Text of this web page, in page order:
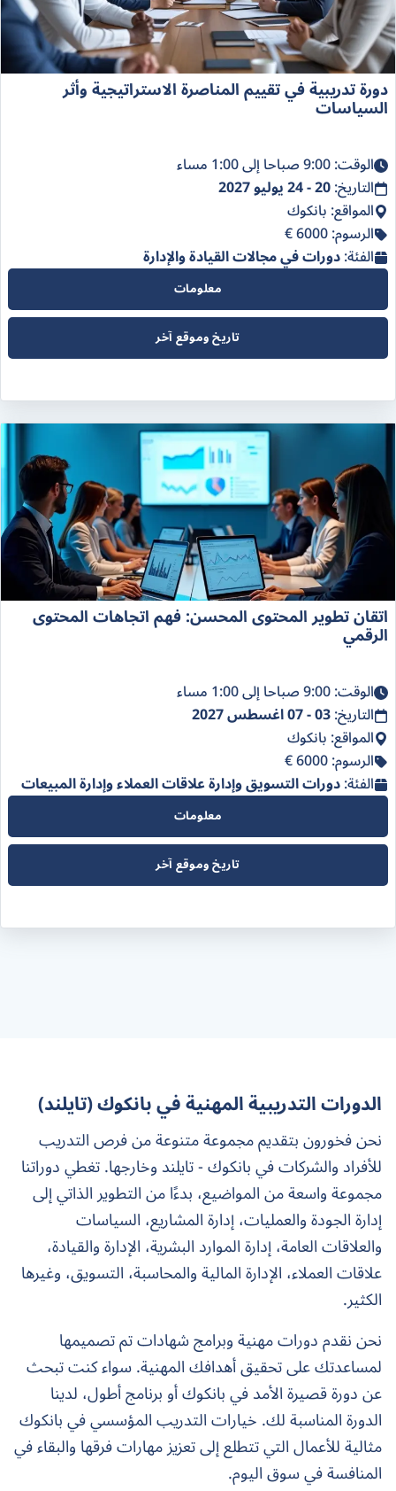
دورة تدريبية في تقييم المناصرة الاستراتيجية وأثر
السياسات
الوقت: 9:00 صباحا إلى 1:00 مساء
التاريخ:20 - 24 يوليو 2027
المواقع: بانكوك
الرسوم: 6000 €
الفئة:دورات في مجالات القيادة والإدارة
معلومات
تاريخ وموقع آخر
اتقان تطوير المحتوى المحسن: فهم اتجاهات المحتوى
الرقمي
الوقت: 9:00 صباحا إلى 1:00 مساء
التاريخ:03 - 07 اغسطس 2027
المواقع: بانكوك
الرسوم: 6000 €
الفئة:دورات التسويق وإدارة علاقات العملاء وإدارة المبيعات
معلومات
تاريخ وموقع آخر
الدورات التدريبية المهنية في بانكوك (تايلند)
نحن فخورون بتقديم مجموعة متنوعة من فرص التدريب
للأفراد والشركات في بانكوك - تايلند وخارجها. تغطي دوراتنا
مجموعة واسعة من المواضيع، بدءًا من التطوير الذاتي إلى
إدارة الجودة والعمليات، إدارة المشاريع، السياسات
والعلاقات العامة، إدارة الموارد البشرية، الإدارة والقيادة،
علاقات العملاء، الإدارة المالية والمحاسبة، التسويق، وغيرها
الكثير.
نحن نقدم دورات مهنية وبرامج شهادات تم تصميمها
لمساعدتك على تحقيق أهدافك المهنية. سواء كنت تبحث
عن دورة قصيرة الأمد في بانكوك أو برنامج أطول، لدينا
الدورة المناسبة لك. خيارات التدريب المؤسسي في بانكوك
مثالية للأعمال التي تتطلع إلى تعزيز مهارات فرقها والبقاء في
المنافسة في سوق اليوم.